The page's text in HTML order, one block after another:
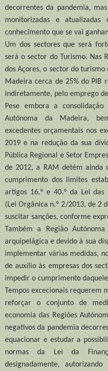
decorrentes da pandemia,
monitorizadas e
conhecimento que se vai
Um dos sectores que será
será o sector do Turismo. Nas
dos Açores, o sector do
Madeira cerca de 25% do PIB
indiretamente, pelo emprego
Pese embora a
Autónoma da Madeira,
excedentes orçamentais nos
2019 e na redução da sua
Pública Regional e Setor
de 2012, a RAM detém ainda
cumprimento dos limites
artigos 16.º e 40.º da Lei das
(Lei Orgânica n.º 2/2013, de 2
suscitar sanções, conforme
Também a Região
arquipelágica e devido à sua
implementar várias medidas,
de auxílio às empresas dos
impedir o cumprimento
Tempos excecionais requerem
reforçar o conjunto de
economia das Regiões
negativos da pandemia
equacionar e estudar a
normas da Lei da
designadamente,